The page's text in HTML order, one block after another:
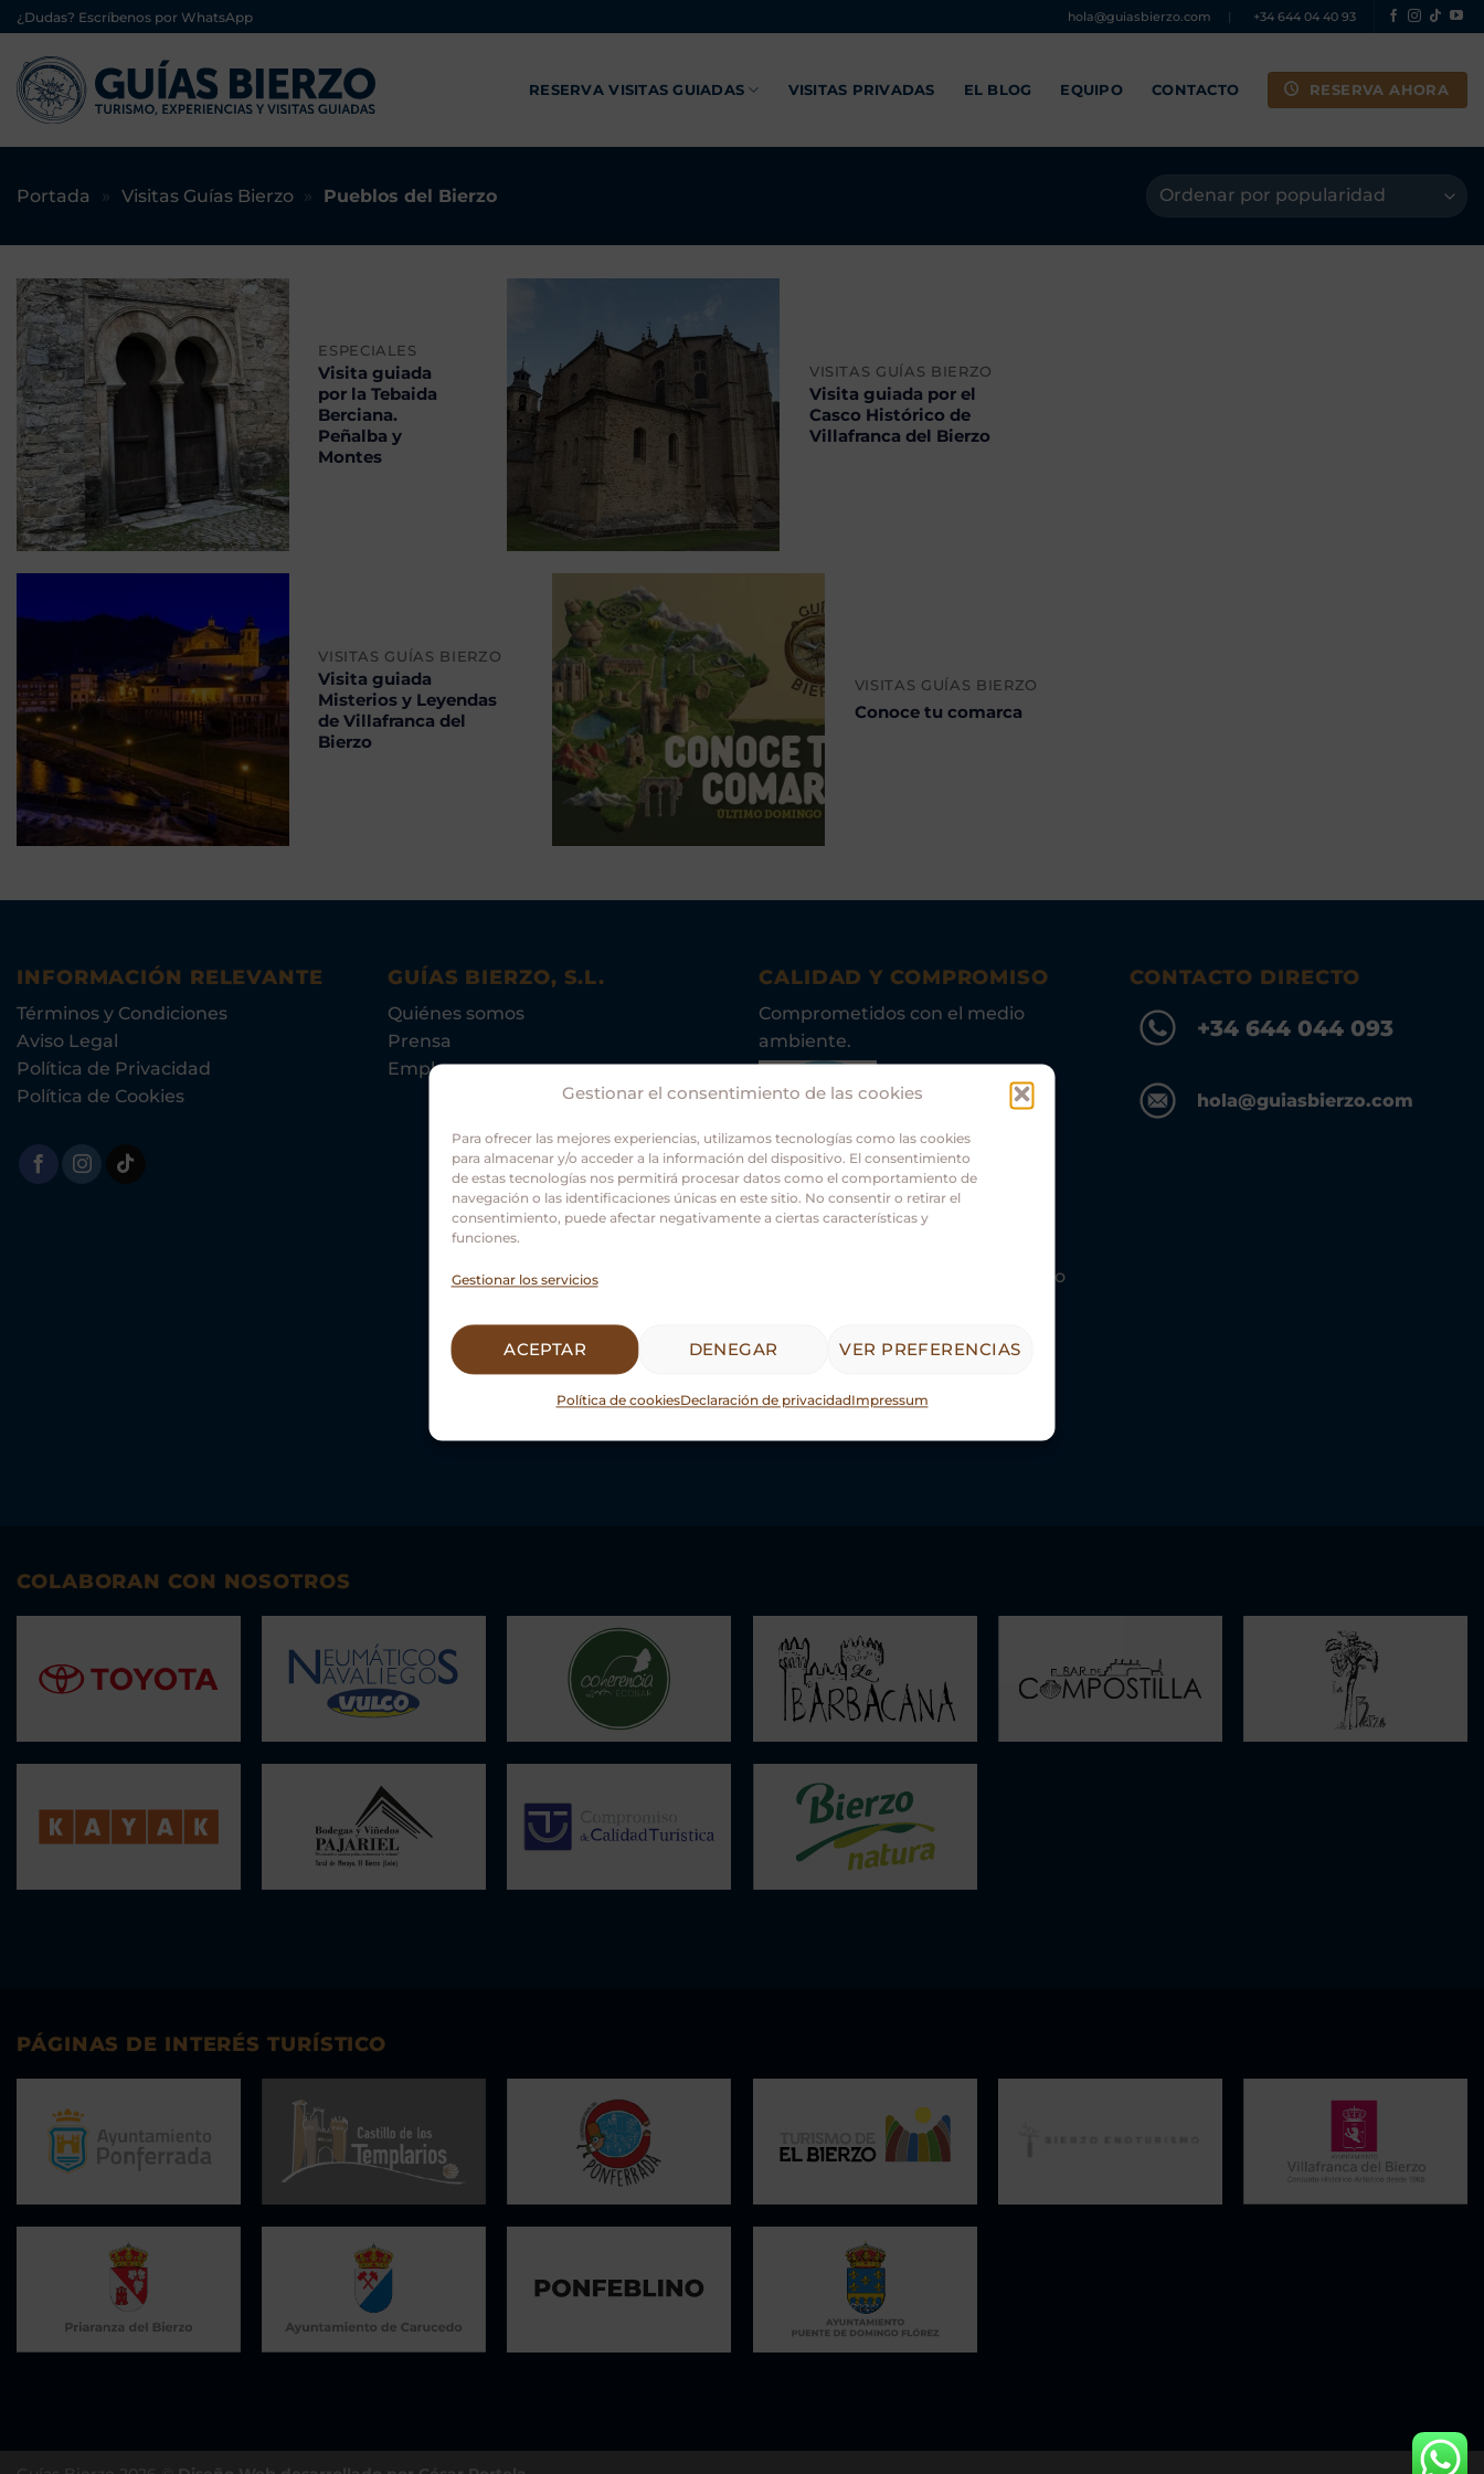
Gestionar el consentimiento de las cookies
Para ofrecer las mejores experiencias, utilizamos tecnologías como las cookies
para almacenar y/o acceder a la información del dispositivo. El consentimiento
de estas tecnologías nos permitirá procesar datos como el comportamiento de
navegación o las identificaciones únicas en este sitio. No consentir o retirar el
consentimiento, puede afectar negativamente a ciertas características y
funciones.
Gestionar los servicios
ACEPTAR DENEGAR VER PREFERENCIAS
Política de cookiesDeclaración de privacidadImpressum
Saltar
al
contenido
¿Dudas? Escríbenos por WhatsApp hola@guiasbierzo.com | +34 644 04 40 93
RESERVA VISITAS GUIADAS VISITAS PRIVADAS EL BLOG EQUIPO CONTACTO RESERVA AHORA
Portada » Visitas Guías Bierzo » Pueblos del Bierzo
ESPECIALES
Visita guiada
por la Tebaida
Berciana.
Peñalba y
Montes
VISITAS GUÍAS BIERZO
Visita guiada por el
Casco Histórico de
Villafranca del Bierzo
VISITAS GUÍAS BIERZO
Visita guiada
Misterios y Leyendas
de Villafranca del
Bierzo
VISITAS GUÍAS BIERZO
Conoce tu comarca
INFORMACIÓN RELEVANTE
Términos y Condiciones
Aviso Legal
Política de Privacidad
Política de Cookies
GUÍAS BIERZO, S.L.
Quiénes somos
Prensa
Empleo
CALIDAD Y COMPROMISO
Comprometidos con el medio
ambiente.
Asociación Guías Oficiales Turismo
CONTACTO DIRECTO
+34 644 044 093
hola@guiasbierzo.com
COLABORAN CON NOSOTROS
PÁGINAS DE INTERÉS TURÍSTICO